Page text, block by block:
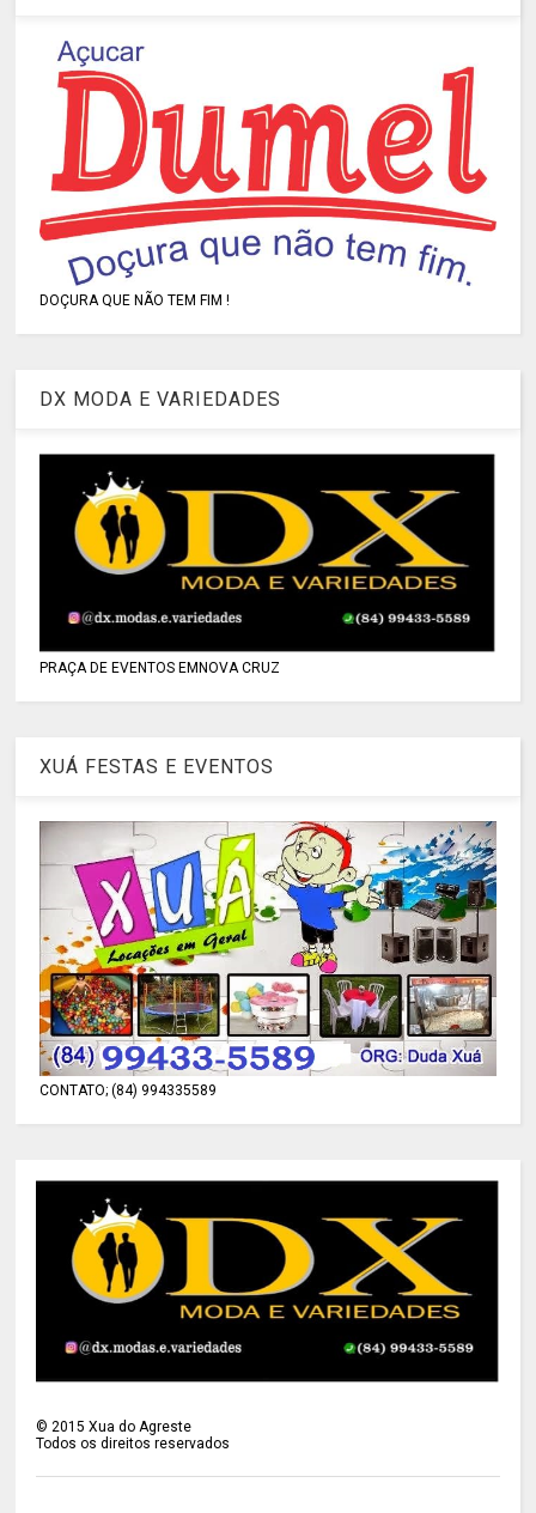
DOÇURA QUE NÃO TEM FIM !
DX MODA E VARIEDADES
PRAÇA DE EVENTOS EMNOVA CRUZ
XUÁ FESTAS E EVENTOS
CONTATO; (84) 994335589
©2015 Xua do Agreste
Todos os direitos reservados